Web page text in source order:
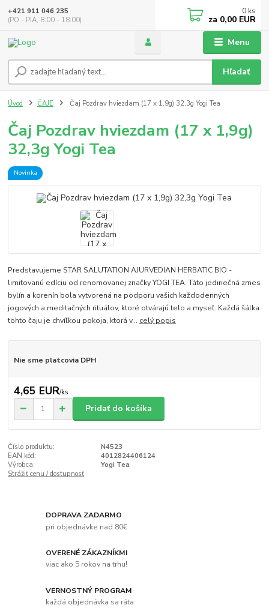
Menu
Hľadať
+421 911 046 235
(PO - PIA, 8:00 - 18:00)
0 ks
za 0,00 EUR
Úvod ČAJE Čaj Pozdrav hviezdam (17 x 1,9g) 32,3g Yogi Tea
Čaj Pozdrav hviezdam (17 x 1,9g)
32,3g Yogi Tea
Novinka
Predstavujeme STAR SALUTATION AJURVEDIAN HERBATIC BIO -
limitovanú edíciu od renomovanej značky YOGI TEA. Táto jedinečná zmes
bylín a korenín bola vytvorená na podporu vašich každodenných
jogových a meditačných rituálov, ktoré otvárajú telo a myseľ. Každá šálka
tohto čaju je chvíľkou pokoja, ktorá v... celý popis
Nie sme platcovia DPH
4,65 EUR/ks
Pridať do košíka
Číslo produktu:
N4523
EAN kód:
4012824406124
Výrobca:
Yogi Tea
Strážiť cenu / dostupnosť
DOPRAVA ZADARMO
pri objednávke nad 80€
OVERENÉ ZÁKAZNÍKMI
viac ako 5 rokov na trhu!
VERNOSTNÝ PROGRAM
každá objednávka sa ráta